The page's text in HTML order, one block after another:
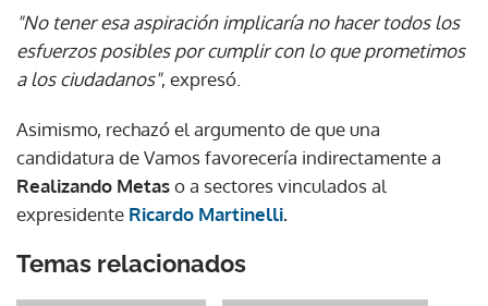
"No tener esa aspiración implicaría no hacer todos los
esfuerzos posibles por cumplir con lo que prometimos
a los ciudadanos", expresó.
Asimismo, rechazó el argumento de que una
candidatura de Vamos favorecería indirectamente a
Realizando Metaso a sectores vinculados al
expresidente Ricardo Martinelli.
Temas relacionados